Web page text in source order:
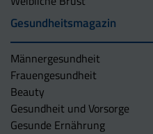
Gesundheitsmagazin
Männergesundheit
Frauengesundheit
Beauty
Gesundheit und Vorsorge
Gesunde Ernährung